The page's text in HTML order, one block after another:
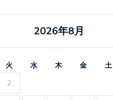
2026年8月
火 水 木 金 土
2